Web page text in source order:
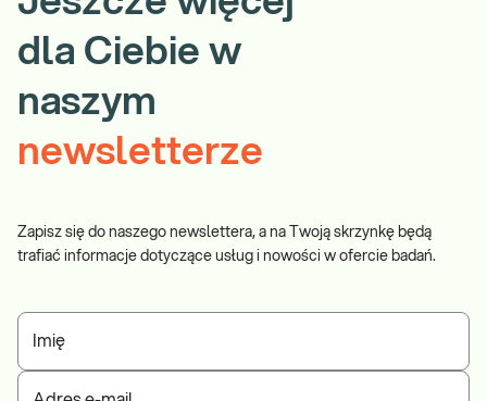
dla Ciebie w
naszym
newsletterze
Zapisz się do naszego newslettera, a na Twoją skrzynkę będą
trafiać informacje dotyczące usług i nowości w ofercie badań.
Imię